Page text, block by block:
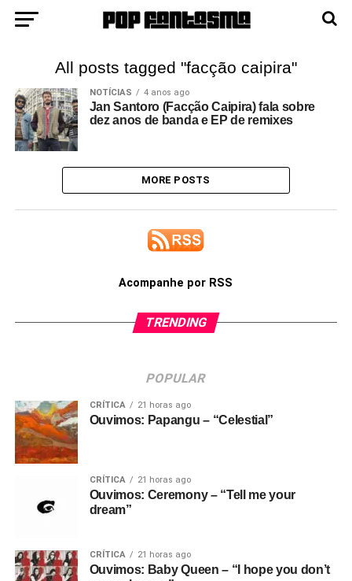
All posts tagged "facção caipira"
NOTÍCIAS 4 anos ago
Jan Santoro (Facção Caipira) fala sobre
dez anos de banda e EP de remixes
MORE POSTS
Acompanhe por RSS
TRENDING
POPULAR
CRÍTICA 21 horas ago
Ouvimos: Papangu – “Celestial”
CRÍTICA 21 horas ago
Ouvimos: Ceremony – “Tell me your
dream”
CRÍTICA 21 horas ago
Ouvimos: Baby Queen – “I hope you don’t